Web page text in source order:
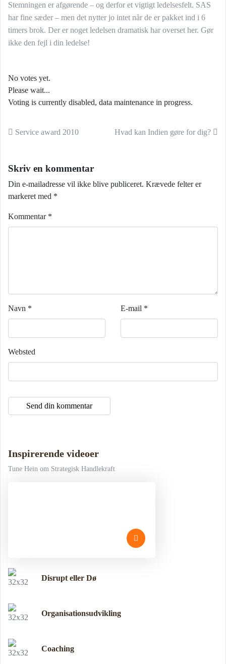
Stemningen er afgørende – og derfor et vigtigt ledelsesfelt. SAS
har fine sæder – men det nytter jo intet når de er pakket ind i 6
timers brok. Der er noget ledelsen dramatisk har overset her. Gør
ikke den fejl i din ledelse!
No votes yet.
Please wait...
Voting is currently disabled, data maintenance in progress.
Indlæg navigation
Service award 2010 Hvad kan Indien gøre for dig?
Skriv en kommentar
Din e-mailadresse vil ikke blive publiceret. Krævede felter er
markeret med *
Kommentar *
Navn * E-mail *
Websted
Inspirerende videoer
Tune Hein om Strategisk Handlekraft
Disrupt eller Dø
Organisationsudvikling
Coaching